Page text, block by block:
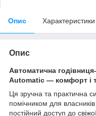
Опис Характеристики
Опис
Автоматична
Automatic — комфорт і
Ця зручна та практична
помічником для
постійний доступ до